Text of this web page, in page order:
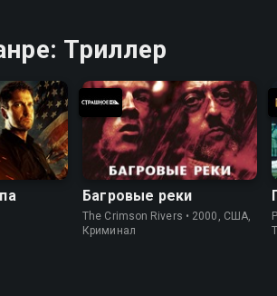
Триллер
Багровые реки
The Crimson Rivers • 2000, США,
Криминал